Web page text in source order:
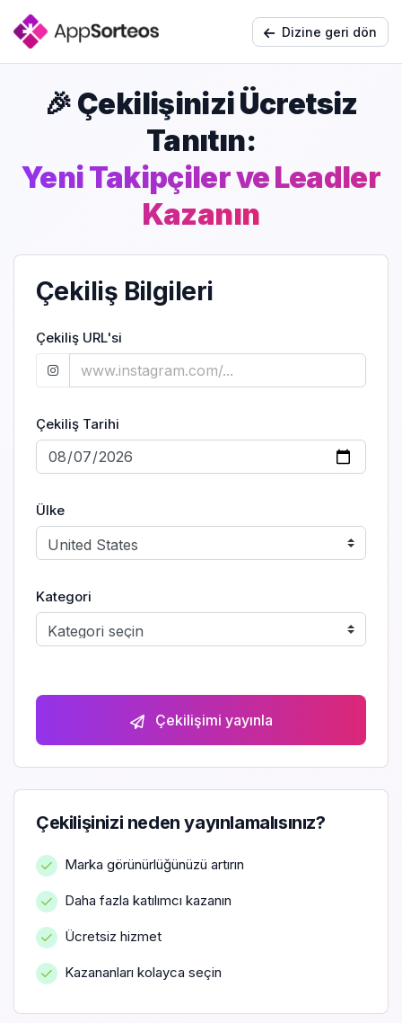
Dizine geri dön
🎉 Çekilişinizi Ücretsiz
Tanıtın:
Yeni Takipçiler ve Leadler
Kazanın
Çekiliş Bilgileri
Çekiliş URL'si
Çekiliş Tarihi
Ülke
Kategori
Çekilişimi yayınla
Çekilişinizi neden yayınlamalısınız?
Marka görünürlüğünüzü artırın
Daha fazla katılımcı kazanın
Ücretsiz hizmet
Kazananları kolayca seçin